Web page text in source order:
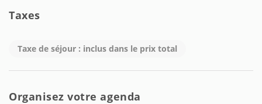
Taxes
Taxe de séjour : inclus dans le prix total
Organisez votre agenda